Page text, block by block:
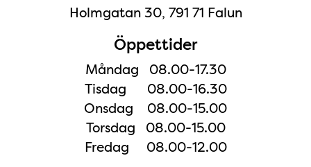
Holmgatan 30, 791 71 Falun
Öppettider
Måndag 08.00-17.30
Tisdag 08.00-16.30
Onsdag 08.00-15.00
Torsdag 08.00-15.00
Fredag 08.00-12.00